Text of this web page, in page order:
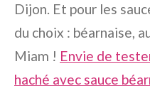
Dijon. Et pour les
du choix : béarnaise,
Miam ! Envie de
haché avec sauce